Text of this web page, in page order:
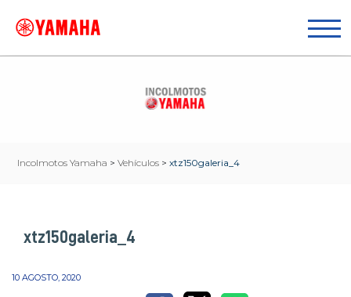
Incolmotos Yamaha > Vehículos > xtz150galeria_4
xtz150galeria_4
10 AGOSTO, 2020